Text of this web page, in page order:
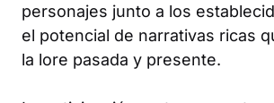
personajes junto a los
el potencial de narrativas ricas
la lore pasada y presente.